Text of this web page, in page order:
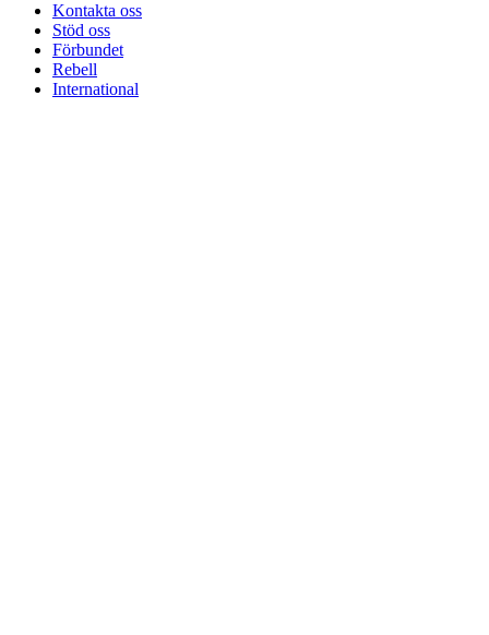
Sidfot
Kontakta oss
Stöd oss
Förbundet
Rebell
International